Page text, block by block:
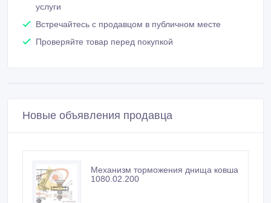
услуги
Встречайтесь с продавцом в публичном месте
Проверяйте товар перед покупкой
Новые объявления продавца
Механизм торможения днища ковша
1080.02.200